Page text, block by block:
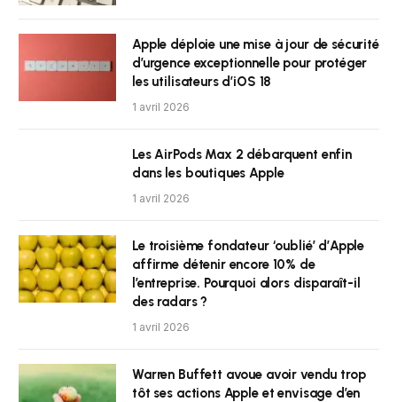
Apple déploie une mise à jour de sécurité
d’urgence exceptionnelle pour protéger
les utilisateurs d’iOS 18
1 avril 2026
Les AirPods Max 2 débarquent enfin
dans les boutiques Apple
1 avril 2026
Le troisième fondateur ‘oublié’ d’Apple
affirme détenir encore 10% de
l’entreprise. Pourquoi alors disparaît-il
des radars ?
1 avril 2026
Warren Buffett avoue avoir vendu trop
tôt ses actions Apple et envisage d’en